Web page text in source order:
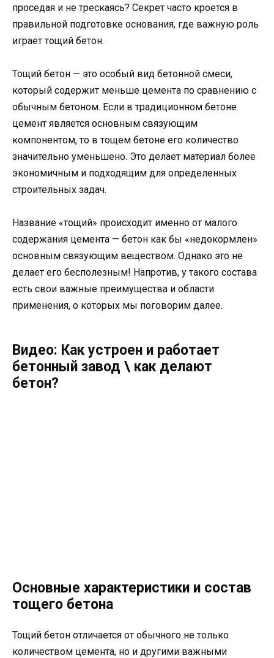
проседая и не трескаясь? Секрет часто кроется в
правильной подготовке основания, где важную роль
играет тощий бетон.
Тощий бетон — это особый вид бетонной смеси,
который содержит меньше цемента по сравнению с
обычным бетоном. Если в традиционном бетоне
цемент является основным связующим
компонентом, то в тощем бетоне его количество
значительно уменьшено. Это делает материал более
экономичным и подходящим для определенных
строительных задач.
Название «тощий» происходит именно от малого
содержания цемента — бетон как бы «недокормлен»
основным связующим веществом. Однако это не
делает его бесполезным! Напротив, у такого состава
есть свои важные преимущества и области
применения, о которых мы поговорим далее.
Видео: Как устроен и работает
бетонный завод \ как делают
бетон?
Основные характеристики и состав
тощего бетона
Тощий бетон отличается от обычного не только
количеством цемента, но и другими важными